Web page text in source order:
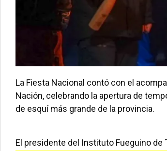
La Fiesta Nacional contó con el
Nación, celebrando la apertura de
de esquí más grande de la provincia.
El presidente del Instituto Fueguino de